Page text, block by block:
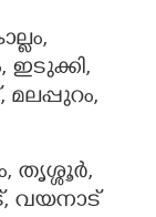
ഇടുക്കി,
തൃശ്ശൂർ,
വയനാട്